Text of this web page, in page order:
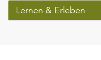
Lernen & Erleben